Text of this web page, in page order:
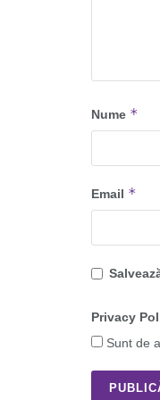
Nume *
Email *
Privacy
Sunt de